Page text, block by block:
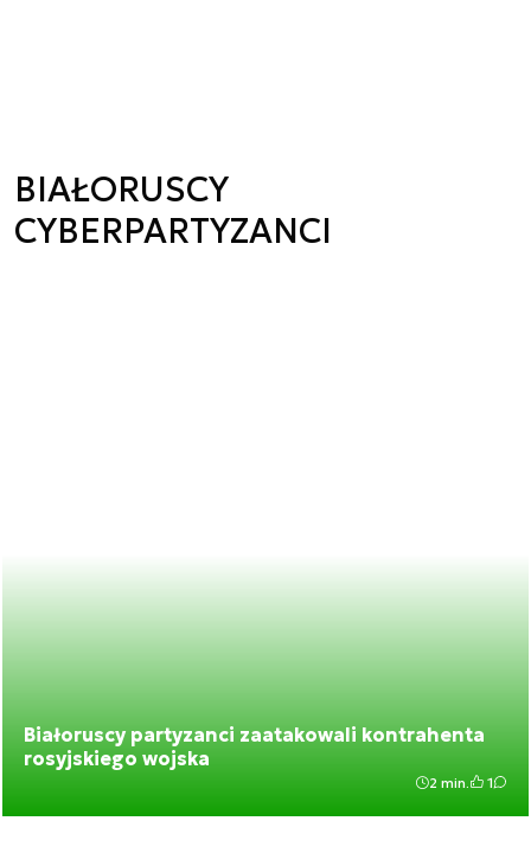
BIAŁORUSCY
CYBERPARTYZANCI
Białoruscy partyzanci zaatakowali kontrahenta
rosyjskiego wojska
2 min. 1